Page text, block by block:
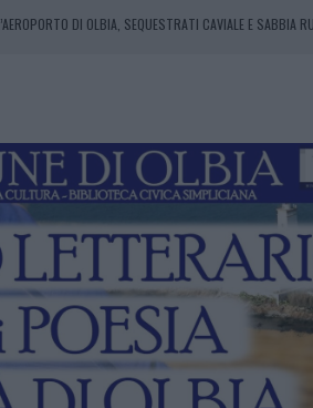
DI OLBIA, SEQUESTRATI CAVIALE E SABBIA
COMPARSE IN COSTA SMERALDA
SFIDA DELLA VELA NELL’ESTATE 2026